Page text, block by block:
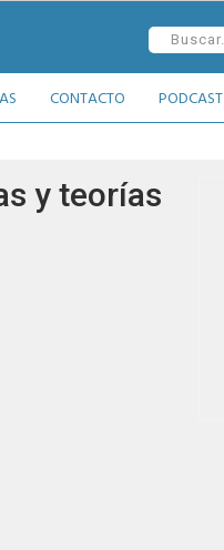
CONTACTO PODCAST
y teorías